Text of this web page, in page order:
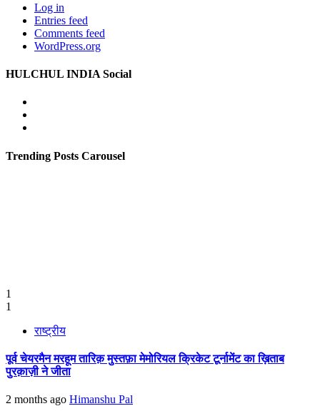
Log in
Entries feed
Comments feed
WordPress.org
HULCHUL INDIA Social
Trending Posts Carousel
1
1
राष्ट्रीय
पूर्व चेयरमैन मरहूम तारिक़ मुस्तफ़ा मेमोरियल क्रिकेट टूर्नामेंट का ख़िताब
पुरक़ाज़ी ने जीता
2 months ago Himanshu Pal